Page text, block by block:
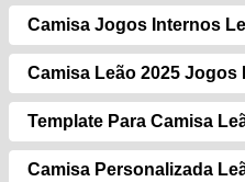
Camisa Jogos Internos
Camisa Leão 2025 Jogos
Template Para Camisa
Camisa Personalizada